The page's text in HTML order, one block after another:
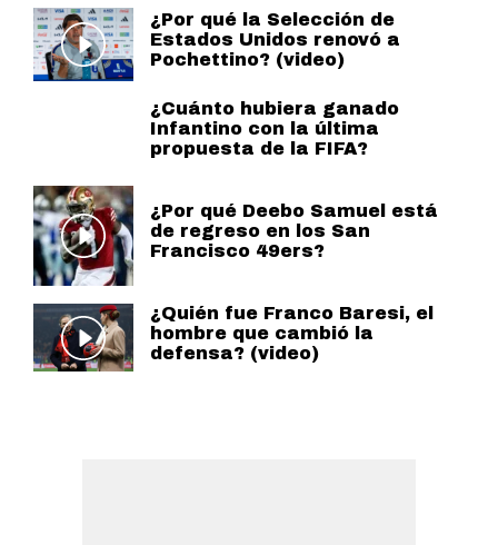
¿Por qué la Selección de
Estados Unidos renovó a
Pochettino? (video)
¿Cuánto hubiera ganado
Infantino con la última
propuesta de la FIFA?
¿Por qué Deebo Samuel está
de regreso en los San
Francisco 49ers?
¿Quién fue Franco Baresi, el
hombre que cambió la
defensa? (video)